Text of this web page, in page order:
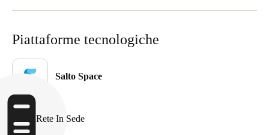
English
Norway
NorskEnglish
Finland
FinnishEnglish
Piattaforme tecnologiche
Salto Space
Rete In Sede